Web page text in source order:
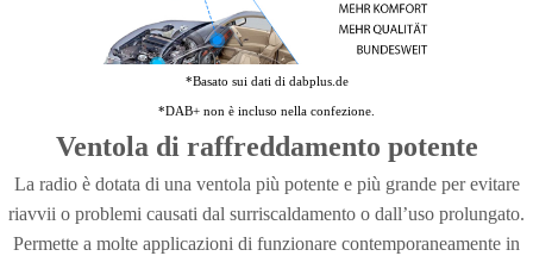
*Basato sui dati di dabplus.de
*DAB+ non è incluso nella confezione.
Ventola di raffreddamento potente
La radio è dotata di una ventola più potente e più grande per evitare
riavvii o problemi causati dal surriscaldamento o dall’uso prolungato.
Permette a molte applicazioni di funzionare contemporaneamente in